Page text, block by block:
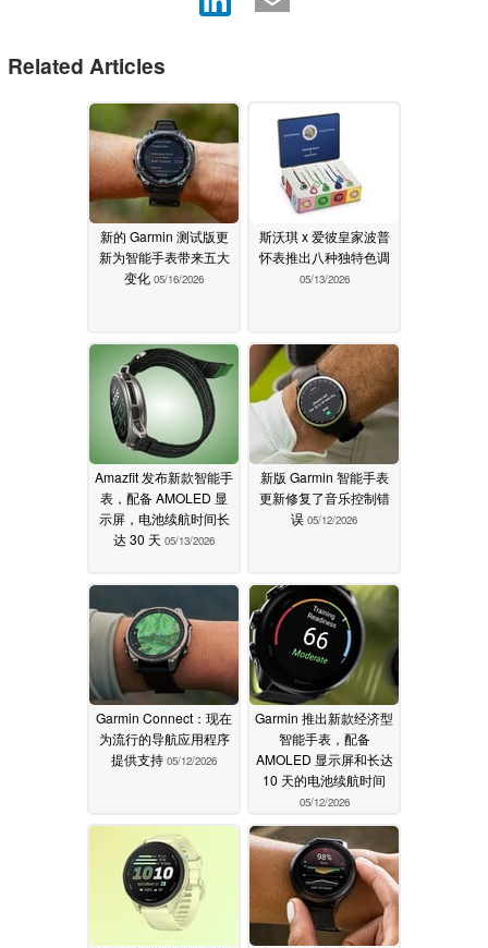
Related Articles
新的 Garmin 测试版更
新为智能手表带来五大
变化 05/16/2026
斯沃琪 x 爱彼皇家波普
怀表推出八种独特色调
05/13/2026
Amazfit 发布新款智能手
表，配备 AMOLED 显
示屏，电池续航时间长
达 30 天 05/13/2026
新版 Garmin 智能手表
更新修复了音乐控制错
误 05/12/2026
Garmin Connect：现在
为流行的导航应用程序
提供支持 05/12/2026
Garmin 推出新款经济型
智能手表，配备
AMOLED 显示屏和长达
10 天的电池续航时间
05/12/2026